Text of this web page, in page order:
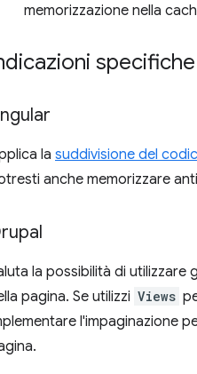
memorizzazione nella
la suddivisione del
anche memorizzare
la possibilità di utilizzare
pagina. Se utilizzi Views
l'impaginazione